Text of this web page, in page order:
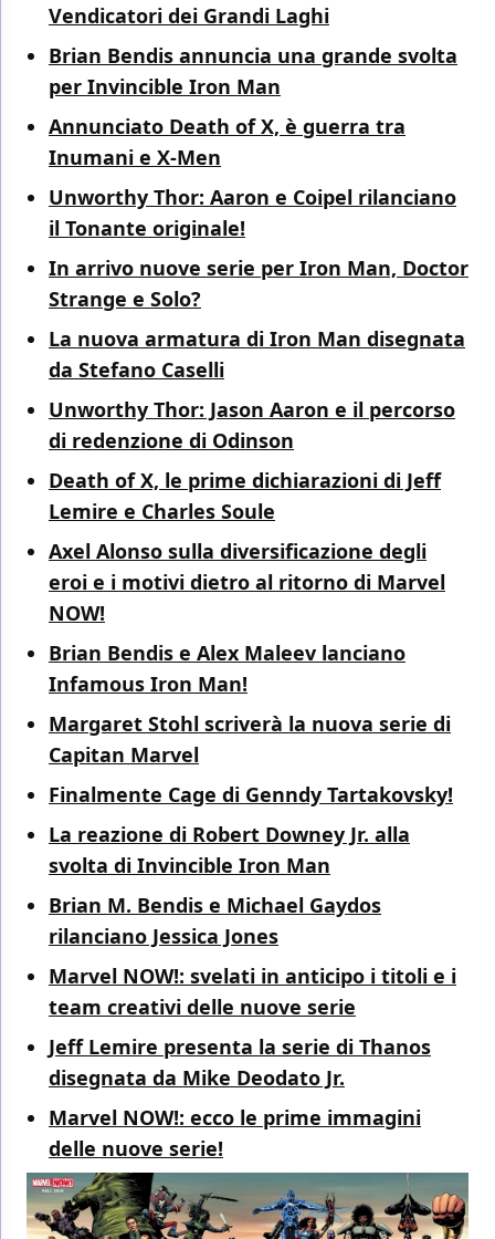
Vendicatori dei Grandi Laghi
Brian Bendis annuncia una grande svolta
per Invincible Iron Man
Annunciato Death of X, è guerra tra
Inumani e X-Men
Unworthy Thor: Aaron e Coipel rilanciano
il Tonante originale!
In arrivo nuove serie per Iron Man, Doctor
Strange e Solo?
La nuova armatura di Iron Man disegnata
da Stefano Caselli
Unworthy Thor: Jason Aaron e il percorso
di redenzione di Odinson
Death of X, le prime dichiarazioni di Jeff
Lemire e Charles Soule
Axel Alonso sulla diversificazione degli
eroi e i motivi dietro al ritorno di Marvel
NOW!
Brian Bendis e Alex Maleev lanciano
Infamous Iron Man!
Margaret Stohl scriverà la nuova serie di
Capitan Marvel
Finalmente Cage di Genndy Tartakovsky!
La reazione di Robert Downey Jr. alla
svolta di Invincible Iron Man
Brian M. Bendis e Michael Gaydos
rilanciano Jessica Jones
Marvel NOW!: svelati in anticipo i titoli e i
team creativi delle nuove serie
Jeff Lemire presenta la serie di Thanos
disegnata da Mike Deodato Jr.
Marvel NOW!: ecco le prime immagini
delle nuove serie!